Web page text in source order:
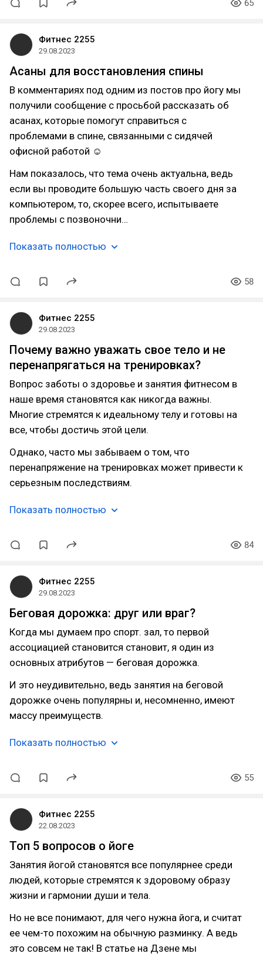
65
Фитнес 2255
29.08.2023
Асаны для восстановления спины
В комментариях под одним из постов про йогу мы
получили сообщение с просьбой рассказать об
асанах, которые помогут справиться с
проблемами в спине, связанными с сидячей
офисной работой ☺
Нам показалось, что тема очень актуальна, ведь
если вы проводите большую часть своего дня за
компьютером, то, скорее всего, испытываете
проблемы с позвоночни…
Показать полностью
58
Фитнес 2255
29.08.2023
Почему важно уважать свое тело и не
перенапрягаться на тренировках?
Вопрос заботы о здоровье и занятия фитнесом в
наше время становятся как никогда важны.
Многие стремятся к идеальному телу и готовы на
все, чтобы достичь этой цели.
Однако, часто мы забываем о том, что
перенапряжение на тренировках может привести к
серьезным последствиям.
Показать полностью
84
Фитнес 2255
29.08.2023
Беговая дорожка: друг или враг?
Когда мы думаем про спорт. зал, то первой
ассоциацией становится становит, я один из
основных атрибутов — беговая дорожка.
И это неудивительно, ведь занятия на беговой
дорожке очень популярны и, несомненно, имеют
массу преимуществ.
Показать полностью
55
Фитнес 2255
22.08.2023
Топ 5 вопросов о йоге
Занятия йогой становятся все популярнее среди
людей, которые стремятся к здоровому образу
жизни и гармонии души и тела.
Но не все понимают, для чего нужна йога, и считат
ее чем-то похожим на обычную разминку. А ведь
это совсем не так! В статье на Дзене мы